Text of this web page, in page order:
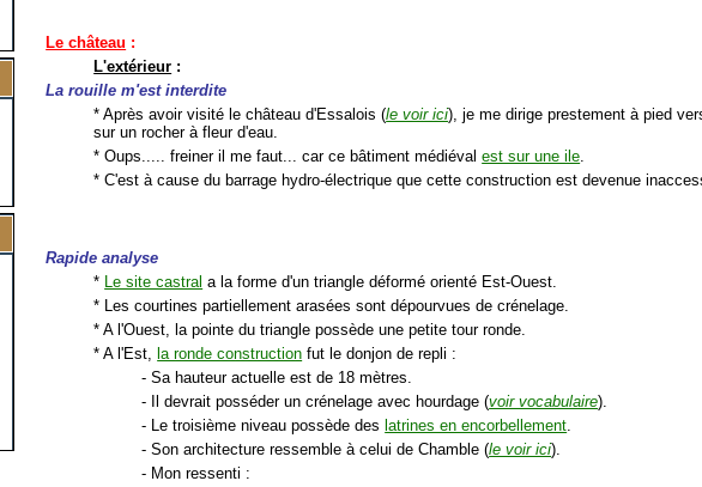
Le château :
L'extérieur :
La rouille m'est interdite
* Après avoir visité le château d'Essalois (le voir ici), je me dirige prestement à pied
sur un rocher à fleur d'eau.
* Oups..... freiner il me faut... car ce bâtiment médiévalest sur une ile
* C'est à cause du barrage hydro-électrique que cette construction est devenue
Rapide analyse
*
Le site castral a la forme d'un triangle déformé orienté Est-Ouest.
* Les courtines partiellement arasées sont dépourvues de crénelage.
* A l'Ouest, la pointe du triangle possède une petite tour ronde.
* A l'Est,
la ronde construction fut le donjon de repli :
- Sa hauteur actuelle est de 18 mètres.
- Il devrait posséder un crénelage avec hourdage (voir vocabulaire).
- Le troisième niveau possède des latrines en encorbellement
- Son architecture ressemble à celui de Chamble (le voir ici).
- Mon ressenti :